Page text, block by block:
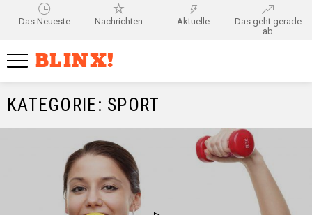
Das Neueste Nachrichten Aktuelle
Das geht gerade
ab
BLINX!
KATEGORIE: SPORT